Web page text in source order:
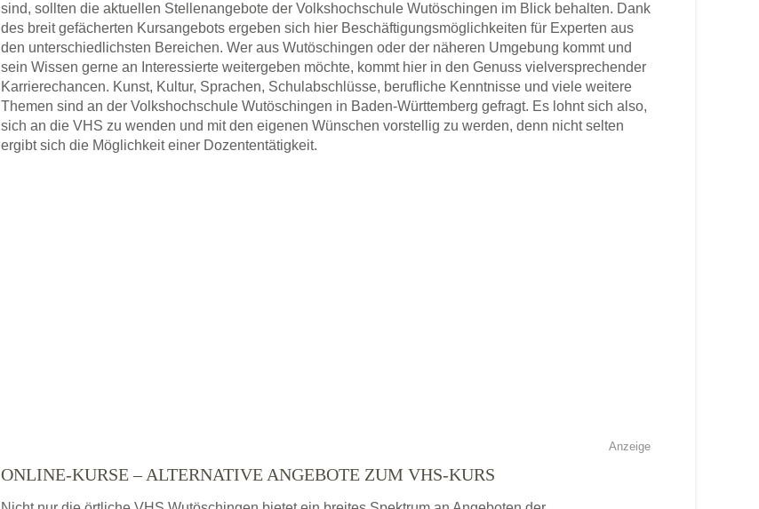
sind, sollten die aktuellen Stellenangebote der Volkshochschule Wutöschingen im Blick behalten. Dank
des breit gefächerten Kursangebots ergeben sich hier Beschäftigungsmöglichkeiten für Experten aus
den unterschiedlichsten Bereichen. Wer aus Wutöschingen oder der näheren Umgebung kommt und
sein Wissen gerne an Interessierte weitergeben möchte, kommt hier in den Genuss vielversprechender
Karrierechancen. Kunst, Kultur, Sprachen, Schulabschlüsse, berufliche Kenntnisse und viele weitere
Themen sind an der Volkshochschule Wutöschingen in Baden-Württemberg gefragt. Es lohnt sich also,
sich an die VHS zu wenden und mit den eigenen Wünschen vorstellig zu werden, denn nicht selten
ergibt sich die Möglichkeit einer Dozententätigkeit.
Anzeige
ONLINE-KURSE – ALTERNATIVE ANGEBOTE ZUM VHS-KURS